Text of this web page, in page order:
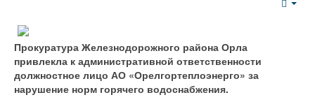
Прокуратура Железнодорожного района Орла
привлекла к административной ответственности
должностное лицо АО «Орелгортеплоэнерго» за
нарушение норм горячего водоснабжения.